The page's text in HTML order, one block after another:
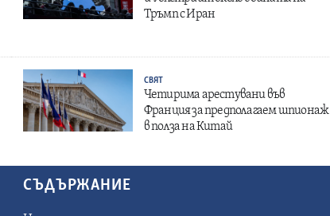
Тръмп с Иран
СВЯТ
Четирима арестувани във
Франция за предполагаем шпионаж
в полза на Китай
СЪДЪРЖАНИЕ